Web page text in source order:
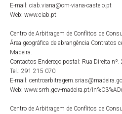
E-mail: ciab.viana@cm-viana-castelo.pt
Web: www.ciab.pt
Centro de Arbitragem de Conflitos de
Área geográfica de abrangência Contratos
Madeira.
Contactos Endereço postal: Rua Direita
Tel.: 291 215 070
E-mail:
Web: www.srrh.gov-madeira.pt/
Centro de Arbitragem de Conflitos de